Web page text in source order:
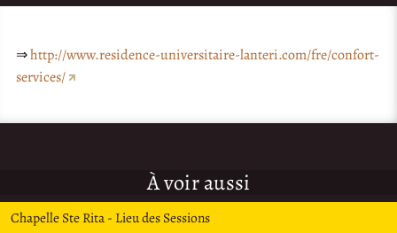
⇒http://www.residence-universitaire-lanteri.com/fre/confort-
services/
À voir aussi
Chapelle Ste Rita - Lieu des Sessions